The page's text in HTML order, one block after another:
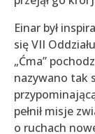
Einar był
się VII
„Ćma”
nazywano tak
pełnił misje
o ruchach